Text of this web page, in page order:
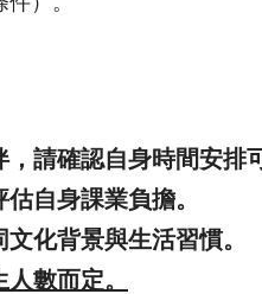
請確認自身時間安排
自身課業負擔。
化背景與生活習慣。
數而定。